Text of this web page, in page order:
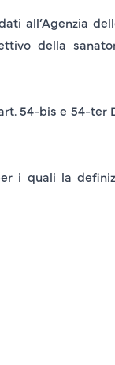
all’Agenzia
della
54-bis e 54-ter
i quali la